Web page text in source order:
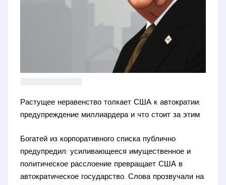
Растущее неравенство толкает США к автократии:
предупреждение миллиардера и что стоит за этим
Богатей из корпоративного списка публично
предупредил: усиливающееся имущественное и
политическое расслоение превращает США в
автократическое государство. Слова прозвучали на